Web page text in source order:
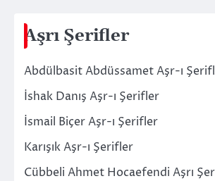
Aşrı Şerifler
Abdülbasit Abdüssamet Aşr-ı
İshak Danış Aşr-ı Şerifler
İsmail Biçer Aşr-ı Şerifler
Karışık Aşr-ı Şerifler
Cübbeli Ahmet Hocaefendi Aşrı